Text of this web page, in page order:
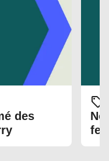
des